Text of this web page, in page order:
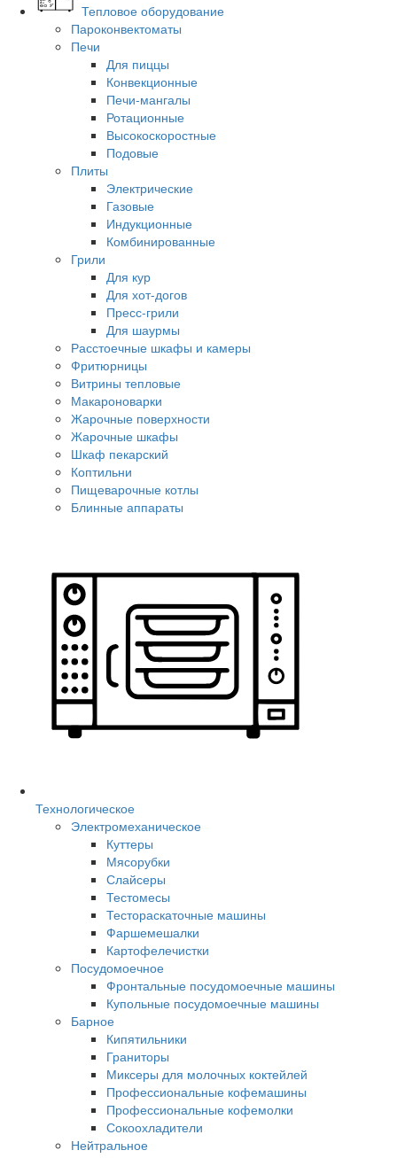
Тепловое оборудование
Пароконвектоматы
Печи
Для пиццы
Конвекционные
Печи-мангалы
Ротационные
Высокоскоростные
Подовые
Плиты
Электрические
Газовые
Индукционные
Комбинированные
Грили
Для кур
Для хот-догов
Пресс-грили
Для шаурмы
Расстоечные шкафы и камеры
Фритюрницы
Витрины тепловые
Макароноварки
Жарочные поверхности
Жарочные шкафы
Шкаф пекарский
Коптильни
Пищеварочные котлы
Блинные аппараты
Технологическое
Электромеханическое
Куттеры
Мясорубки
Слайсеры
Тестомесы
Тестораскаточные машины
Фаршемешалки
Картофелечистки
Посудомоечное
Фронтальные посудомоечные машины
Купольные посудомоечные машины
Барное
Кипятильники
Граниторы
Миксеры для молочных коктейлей
Профессиональные кофемашины
Профессиональные кофемолки
Сокоохладители
Нейтральное